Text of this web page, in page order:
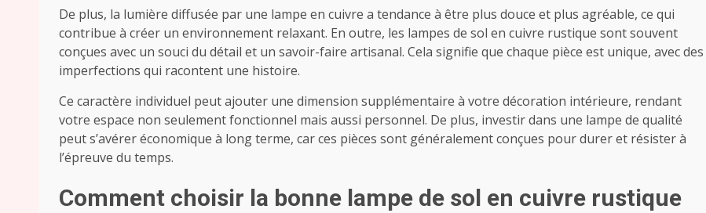
De plus, la lumière diffusée par une lampe en cuivre a tendance à être plus douce et plus agréable, ce qui
contribue à créer un environnement relaxant. En outre, les lampes de sol en cuivre rustique sont souvent
conçues avec un souci du détail et un savoir-faire artisanal. Cela signifie que chaque pièce est unique, avec des
imperfections qui racontent une histoire.
Ce caractère individuel peut ajouter une dimension supplémentaire à votre décoration intérieure, rendant
votre espace non seulement fonctionnel mais aussi personnel. De plus, investir dans une lampe de qualité
peut s’avérer économique à long terme, car ces pièces sont généralement conçues pour durer et résister à
l’épreuve du temps.
Comment choisir la bonne lampe de sol en cuivre rustique